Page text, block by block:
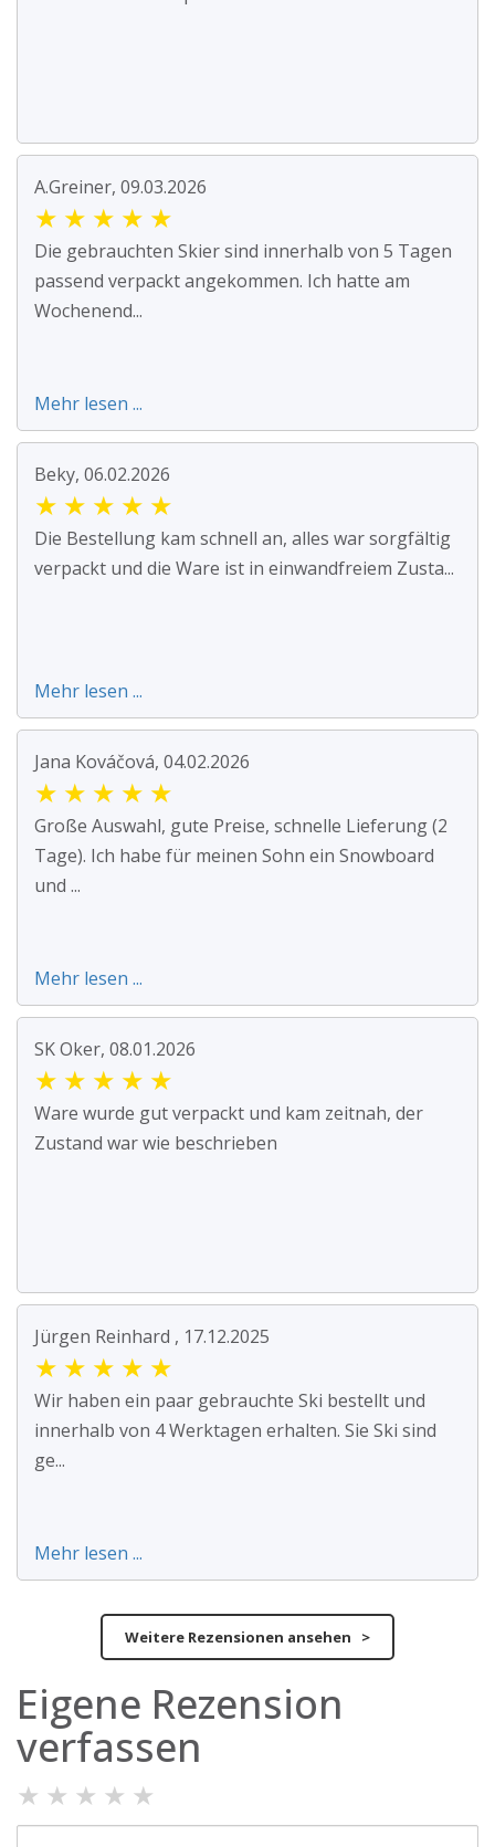
A.Greiner, 09.03.2026
★ ★ ★ ★ ★
Die gebrauchten Skier sind innerhalb von 5 Tagen
passend verpackt angekommen. Ich hatte am
Wochenend...
Mehr lesen ...
Beky, 06.02.2026
★ ★ ★ ★ ★
Die Bestellung kam schnell an, alles war sorgfältig
verpackt und die Ware ist in einwandfreiem Zusta...
Mehr lesen ...
Jana Kováčová, 04.02.2026
★ ★ ★ ★ ★
Große Auswahl, gute Preise, schnelle Lieferung (2
Tage). Ich habe für meinen Sohn ein Snowboard
und ...
Mehr lesen ...
SK Oker, 08.01.2026
★ ★ ★ ★ ★
Ware wurde gut verpackt und kam zeitnah, der
Zustand war wie beschrieben
Jürgen Reinhard , 17.12.2025
★ ★ ★ ★ ★
Wir haben ein paar gebrauchte Ski bestellt und
innerhalb von 4 Werktagen erhalten. Sie Ski sind
ge...
Mehr lesen ...
Weitere Rezensionen ansehen >
Eigene Rezension
verfassen
★ ★ ★ ★ ★